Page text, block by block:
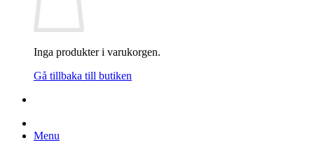
Inga produkter i varukorgen.
Gå tillbaka till butiken
Menu